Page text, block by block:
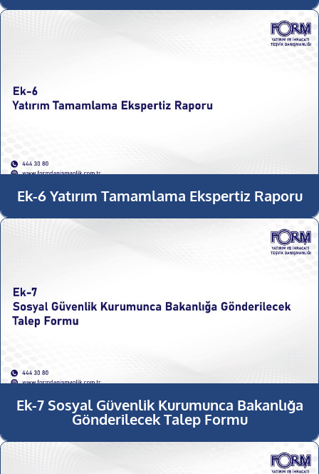
Ek-6 Yatırım Tamamlama Ekspertiz Raporu
Ek-7 Sosyal Güvenlik Kurumunca Bakanlığa
Gönderilecek Talep Formu